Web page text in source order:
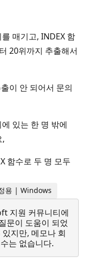
매기고, INDEX 함
20위까지 추출해서
이 안 되어서 문의
있는 한 명 밖에
,
함수로 두 명 모두
용 | Windows
지원 커뮤니티에
문이 도움이 되었
지만, 메모나 회
는 없습니다.